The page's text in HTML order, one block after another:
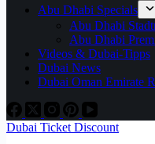
Abu Dhabi Specials
Abu Dhabi
Abu Dhabi
Videos & Dubai-Tipps
Dubai News
Dubai Oman Emirate
Dubai Ticket Discount